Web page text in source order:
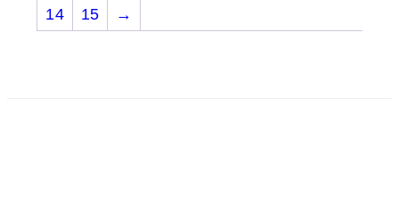
14
15 →